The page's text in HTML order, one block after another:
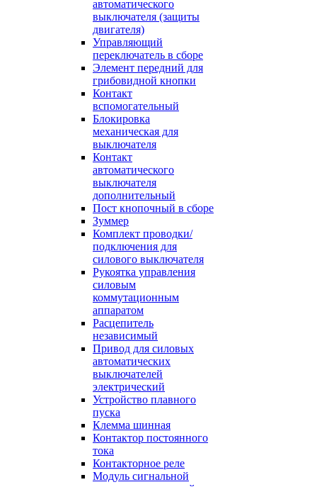
автоматического
выключателя (защиты
двигателя)
Управляющий
переключатель в сборе
Элемент передний для
грибовидной кнопки
Контакт
вспомогательный
Блокировка
механическая для
выключателя
Контакт
автоматического
выключателя
дополнительный
Пост кнопочный в сборе
Зуммер
Комплект проводки/
подключения для
силового выключателя
Рукоятка управления
силовым
коммутационным
аппаратом
Расцепитель
независимый
Привод для силовых
автоматических
выключателей
электрический
Устройство плавного
пуска
Клемма шинная
Контактор постоянного
тока
Контакторное реле
Модуль сигнальной